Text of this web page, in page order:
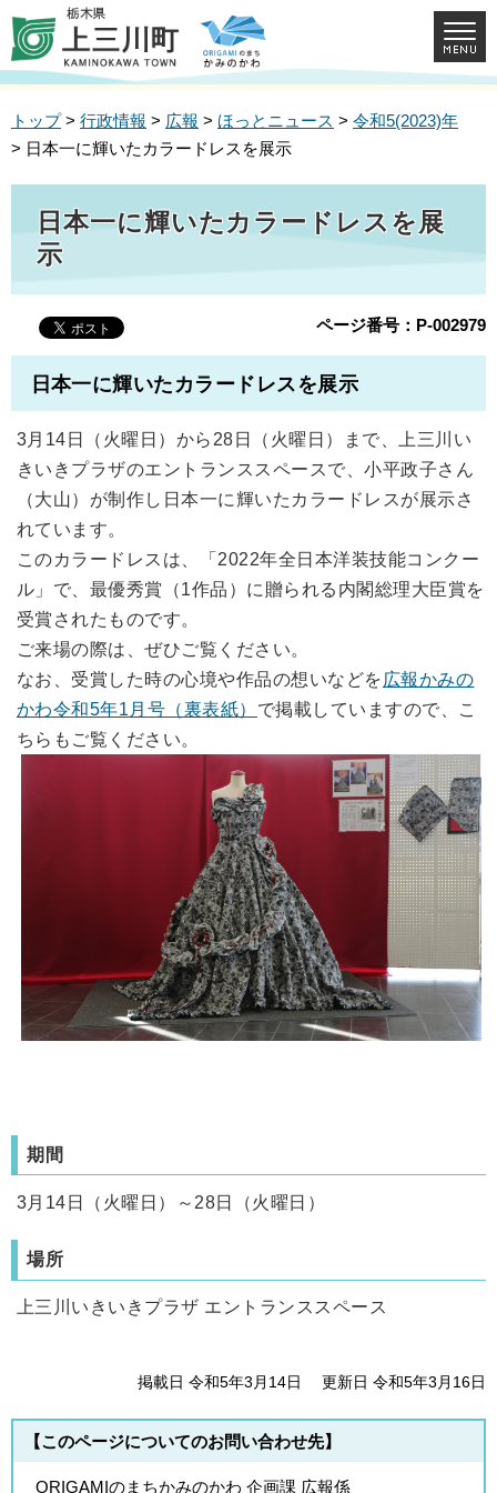
トップ> 行政情報 > 広報 > ほっとニュース > 令和5(2023)年
> 日本一に輝いたカラードレスを展示
日本一に輝いたカラードレスを展
示
ページ番号：P-002979
日本一に輝いたカラードレスを展示
3月14日（火曜日）から28日（火曜日）まで、上三川い
きいきプラザのエントランススペースで、小平政子さん
（大山）が制作し日本一に輝いたカラードレスが展示さ
れています。
このカラードレスは、「2022年全日本洋装技能コンクー
ル」で、最優秀賞（1作品）に贈られる内閣総理大臣賞を
受賞されたものです。
ご来場の際は、ぜひご覧ください。
なお、受賞した時の心境や作品の想いなどを 広報かみの
かわ令和5年1月号（裏表紙） で掲載していますので、こ
ちらもご覧ください。
期間
3月14日（火曜日）～28日（火曜日）
場所
上三川いきいきプラザ エントランススペース
掲載日 令和5年3月14日 更新日 令和5年3月16日
【このページについてのお問い合わせ先】
ORIGAMIのまちかみのかわ 企画課 広報係